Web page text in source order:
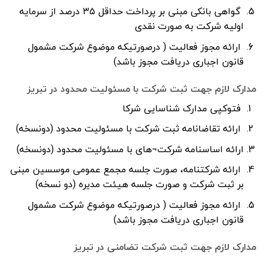
گواهی بانکی مبنی بر پرداخت حداقل ۳۵ درصد از سرمایه
اولیه شرکت به صورت نقدی
ارائه مجوز فعالیت ( درصورتیکه موضوع شرکت مشمول
قانون اجباری دریافت مجوز باشد)
مدارک لازم جهت ثبت شرکت با مسئولیت محدود در تبریز
فتوکپی مدارک شناسایی شرکا
ارائه تقاضانامه ثبت شرکت با مسئولیت محدود (دونسخه)
ارائه اساسنامه شرکت¬های با مسئولیت محدود (دونسخه)
ارائه شرکتنامه، صورت جلسه مجمع عمومی موسسین مبنی
بر ثبت شرکت و صورت جلسه هیئت مدیره (دو نسخه)
ارائه مجوز فعالیت ( درصورتیکه موضوع شرکت مشمول
قانون اجباری دریافت مجوز باشد)
مدارک لازم جهت ثبت شرکت تضامنی در تبریز